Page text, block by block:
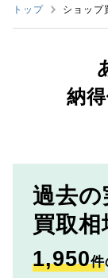
トップ ショップ
納
過去の
買取
1,950件